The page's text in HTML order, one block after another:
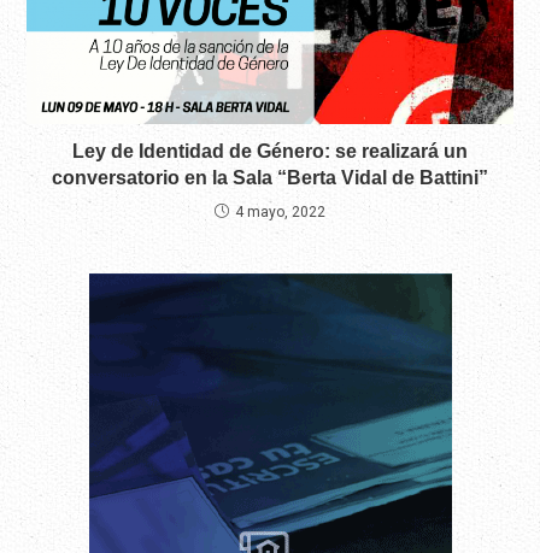
Ley de Identidad de Género: se realizará un
conversatorio en la Sala “Berta Vidal de Battini”
4 mayo, 2022